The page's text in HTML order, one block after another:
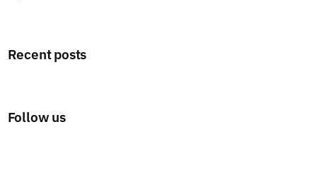
Recent posts
Follow us